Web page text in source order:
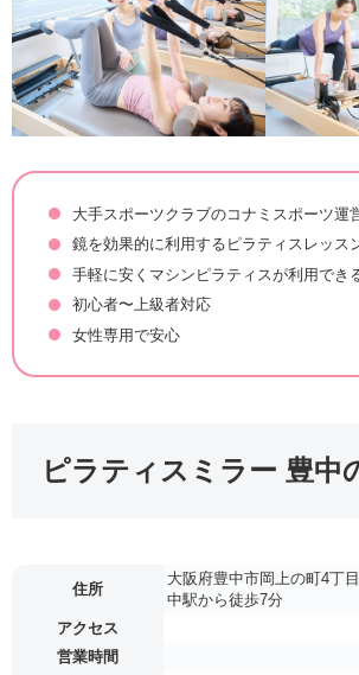
大手スポーツクラブのコナミスポーツ運
鏡を効果的に利用するピラティスレッス
手軽に安くマシンピラティスが利用でき
初心者〜上級者対応
女性専用で安心
ピラティスミラー 豊中
住所
大阪府豊中市岡上の町4丁
中駅から徒歩7分
アクセス
営業時間